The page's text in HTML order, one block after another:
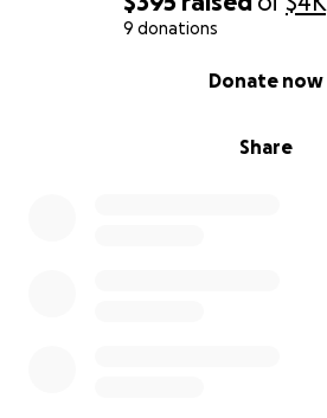
9 donations
Share
Donate now